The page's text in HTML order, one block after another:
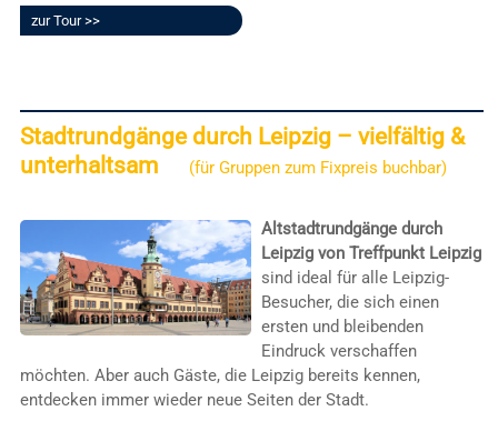
zur Tour
Stadtrundgänge durch Leipzig – vielfältig &
unterhaltsam
(für Gruppen zum Fixpreis buchbar)
Altstadtrundgänge durch
Leipzig von Treffpunkt Leipzig
sind ideal für alle Leipzig-
Besucher, die sich einen
ersten und bleibenden
Eindruck verschaffen
möchten. Aber auch Gäste, die Leipzig bereits kennen,
entdecken immer wieder neue Seiten der Stadt.